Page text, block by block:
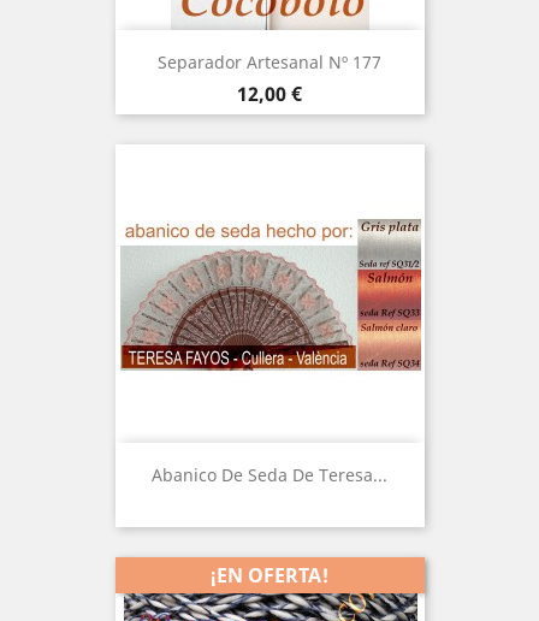
Separador Artesanal Nº 177
Precio
12,00 €
Abanico De Seda De Teresa...
¡EN OFERTA!